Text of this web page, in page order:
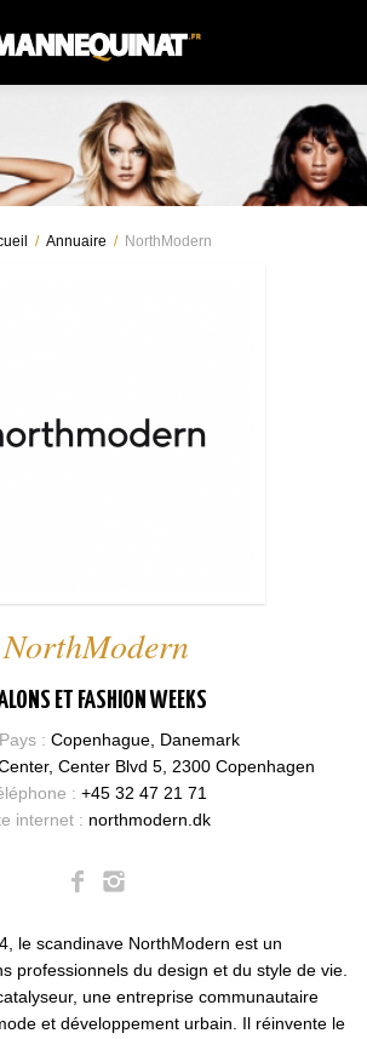
/ Annuaire / NorthModern
NorthModern
ET FASHION WEEKS
: Copenhague, Danemark
Center Blvd 5, 2300 Copenhagen
: +45 32 47 21 71
internet : northmodern.dk
le scandinave NorthModern est un
professionnels du design et du style de vie.
une entreprise communautaire
et développement urbain. Il réinvente le